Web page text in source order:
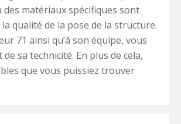
des matériaux spécifiques sont
qualité de la pose de la structure.
71 ainsi qu’à son équipe, vous
sa technicité. En plus de cela,
que vous puissiez trouver